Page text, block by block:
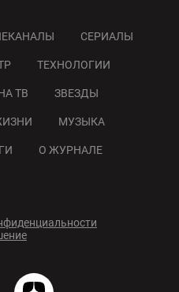
СЕРИАЛЫ
ТЕХНОЛОГИИ
ТВ ЗВЕЗДЫ
МУЗЫКА
О ЖУРНАЛЕ